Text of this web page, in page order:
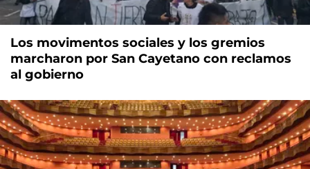
Los movimentos sociales y los gremios
marcharon por San Cayetano con reclamos
al gobierno